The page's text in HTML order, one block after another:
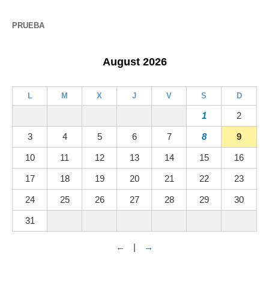
PRUEBA
August 2026
L M X J V S D
1 2
3 4 5 6 7 8 9
10 11 12 13 14 15 16
17 18 19 20 21 22 23
24 25 26 27 28 29 30
31
← | →